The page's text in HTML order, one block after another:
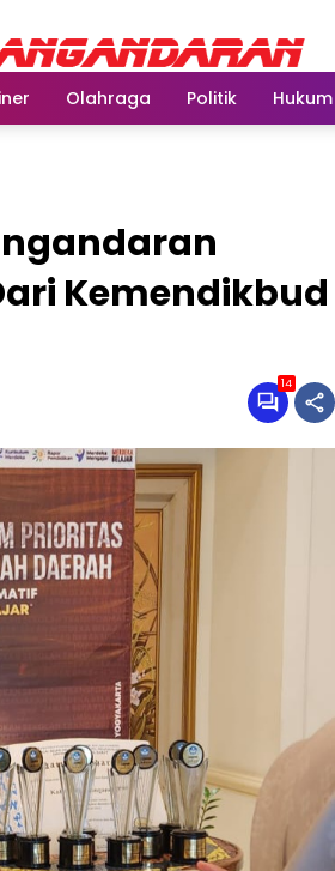
Olahraga Politik Hukum
Kemendikbud
14